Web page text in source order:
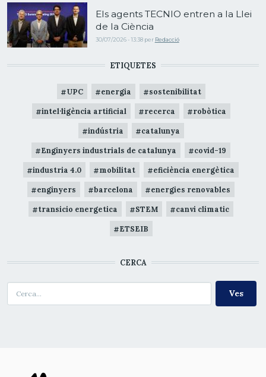
Els agents TECNIO entren a la Llei
de la Ciència
30/07/2026 - 13:38 per Redacció
ETIQUETES
UPC energia sostenibilitat
intel·ligència artificial recerca robòtica
indústria catalunya
Enginyers industrials de catalunya covid-19
industria 4.0 mobilitat eficiència energètica
enginyers barcelona energies renovables
transicio energetica STEM canvi climatic
ETSEIB
CERCA